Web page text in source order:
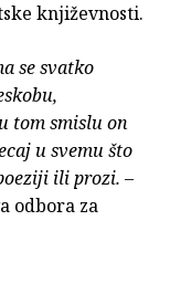
književnosti.
se svatko
tom smislu on
u svemu što
ili prozi. –
odbora za